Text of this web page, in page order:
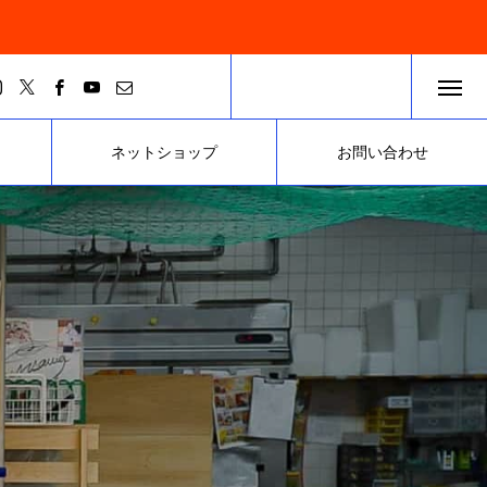
ネットショップ お問い合わせ